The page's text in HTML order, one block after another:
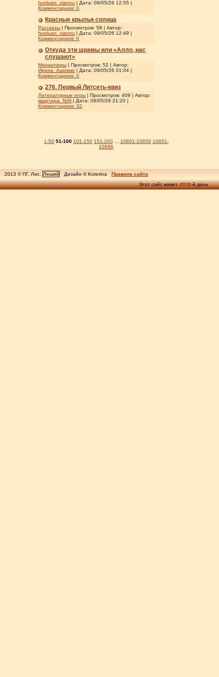
hunluan_xiannu | Дата:09/05/26 12:55 |
Комментариев:0
Красные крылья солнца
Рассказы | Просмотров: 58 | Автор:
hunluan_xiannu | Дата:09/05/26 12:49 |
Комментариев:0
Откуда эти шрамы или «Алло, нас
слушают»
Миниатюры | Просмотров: 52 | Автор:
Ирина_Ашомко | Дата:09/05/26 01:04 |
Комментариев:0
276. Первый Литсеть-квиз
Литературные игры | Просмотров: 409 | Автор:
квартира_№N | Дата:08/05/26 21:20 |
Комментариев:32
1-50 51-100 101-150 151-200 10601-10650 10651-
10686
2013 © ПГ, Лис, Леший Дизайн © Koterina
Правила сайта
Этот сайт живет4938-й день